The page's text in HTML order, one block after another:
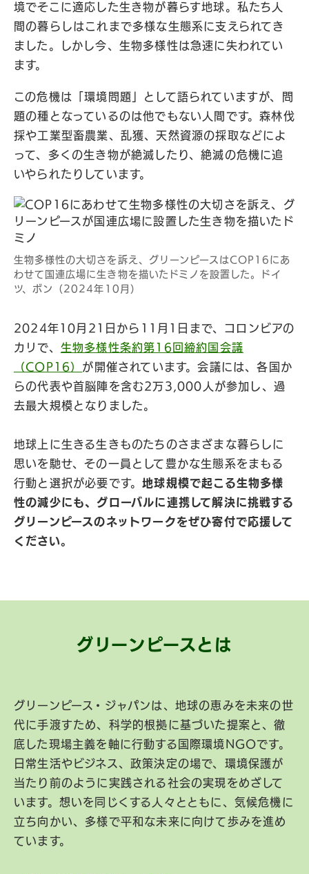
境でそこに適応した生き物が暮らす地球。私たち人
間の暮らしはこれまで多様な生態系に支えられてき
ました。しかし今、生物多様性は急速に失われてい
ます。
この危機は「環境問題」として語られていますが、問
題の種となっているのは他でもない人間です。森林伐
採や工業型畜農業、乱獲、天然資源の採取などによ
って、多くの生き物が絶滅したり、絶滅の危機に追
いやられたりしています。
生物多様性の大切さを訴え、グリーンピースはCOP16にあ
わせて国連広場に生き物を描いたドミノを設置した。ドイ
ツ、ボン（2024年10月）
2024年10月21日から11月1日まで、コロンビアの
カリで、 生物多様性条約第16回締約国会議
（COP16） が開催されています。会議には、各国か
らの代表や首脳陣を含む2万3,000人が参加し、過
去最大規模となりました。
地球上に生きる生きものたちのさまざまな暮らしに
思いを馳せ、その一員として豊かな生態系をまもる
行動と選択が必要です。地球規模で起こる生物多様
性の減少にも、グローバルに連携して解決に挑戦する
グリーンピースのネットワークをぜひ寄付で応援して
ください。
グリーンピースとは
グリーンピース・ジャパンは、地球の恵みを未来の世
代に手渡すため、科学的根拠に基づいた提案と、徹
底した現場主義を軸に行動する国際環境NGOです。
日常生活やビジネス、政策決定の場で、環境保護が
当たり前のように実践される社会の実現をめざして
います。想いを同じくする人々とともに、気候危機に
立ち向かい、多様で平和な未来に向けて歩みを進め
ています。